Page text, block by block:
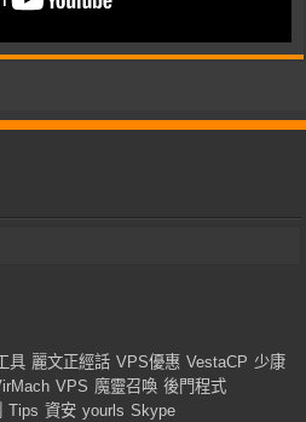
具 麗文正經話 VPS優惠 VestaCP 少康
VPS 魔靈召喚 後門程式
Tips 資安 yourls Skype